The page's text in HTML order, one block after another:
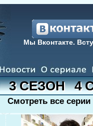
Мы Вконтакте.
3 СЕЗОН 4
Смотреть все